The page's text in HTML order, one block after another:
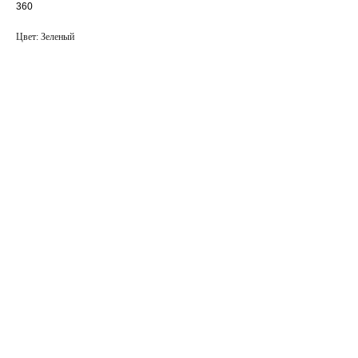
360
Цвет: Зеленый